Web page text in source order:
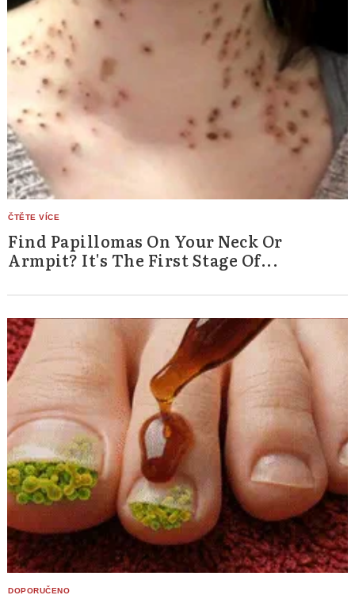
Find Papillomas On Your Neck Or
Armpit? It's The First Stage Of...